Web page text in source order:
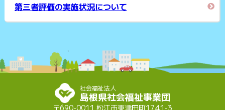
第三者評価の実施状況について
社会福祉法人
島根県社会福祉事業団
〒690-0011 松江市東津田町1741-3